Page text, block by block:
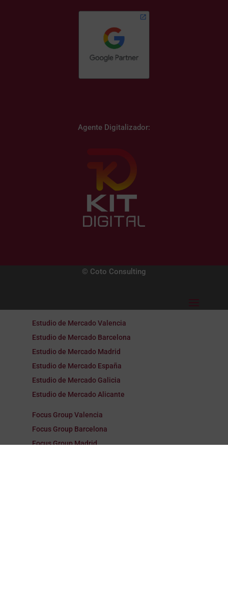
Agente Digitalizador:
© Coto Consulting
Estudio de Mercado Valencia
Estudio de Mercado Barcelona
Estudio de Mercado Madrid
Estudio de Mercado España
Estudio de Mercado Galicia
Estudio de Mercado Alicante
Focus Group Valencia
Focus Group Barcelona
Focus Group Madrid